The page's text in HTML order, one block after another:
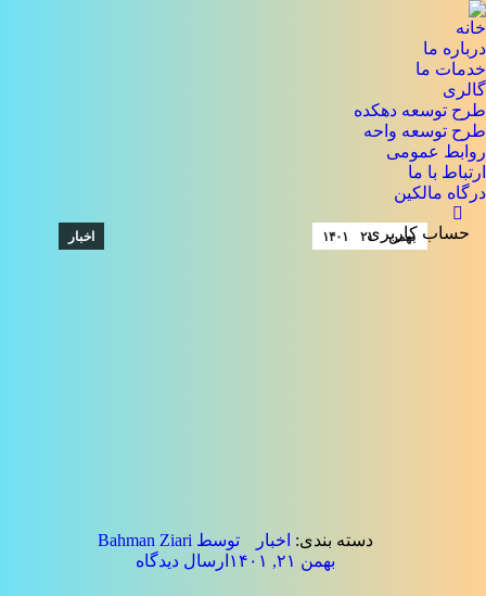
خانه
درباره ما
خدمات ما
گالری
طرح توسعه دهکده
طرح توسعه واحه
روابط عمومی
ارتباط با ما
درگاه مالکین
جستجو:
حساب کاربری
بهمن ۲۱ ۱۴۰۱ اخبار
دسته بندی: اخبار توسط Bahman Ziari
بهمن ۲۱, ۱۴۰۱
ارسال دیدگاه